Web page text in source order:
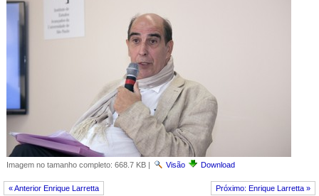
Imagem no tamanho completo: 668.7 KB| Visão Download
« Anterior Enrique Larretta Próximo: Enrique Larretta »